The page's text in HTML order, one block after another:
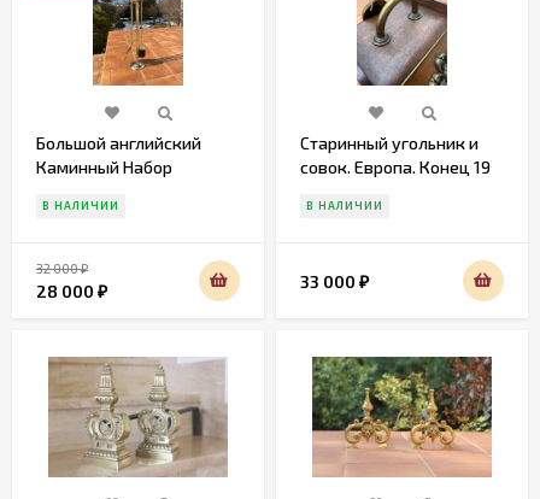
Большой английский
Каминный Набор
В НАЛИЧИИ
32 000₽
28 000 ₽
Старинный угольник и
совок. Европа. Конец 19
В НАЛИЧИИ
33 000 ₽